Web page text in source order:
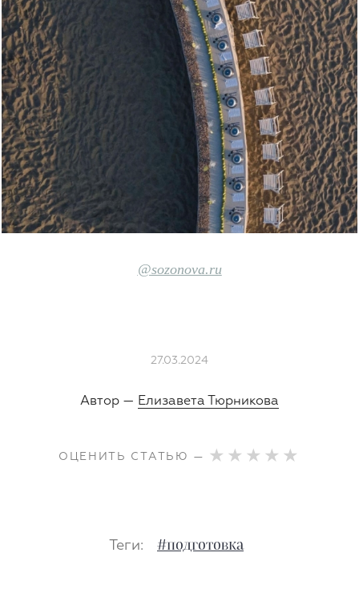
@sozonova.ru
27.03.2024
Автор — Елизавета Тюрникова
ОЦЕНИТЬ СТАТЬЮ —
Теги: #подготовка